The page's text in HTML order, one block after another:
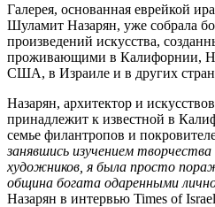
Галерея, основанная еврейкой
Шуламит Назарян, уже собрала
произведений искусства,
проживающими в Калифорнии,
США, в Израиле и в других
Назарян, архитектор и
принадлежит к известной в
семье филантропов и
занявшись изучением творчества
художников, я была просто
община богата одаренными
Назарян в интервью Times of